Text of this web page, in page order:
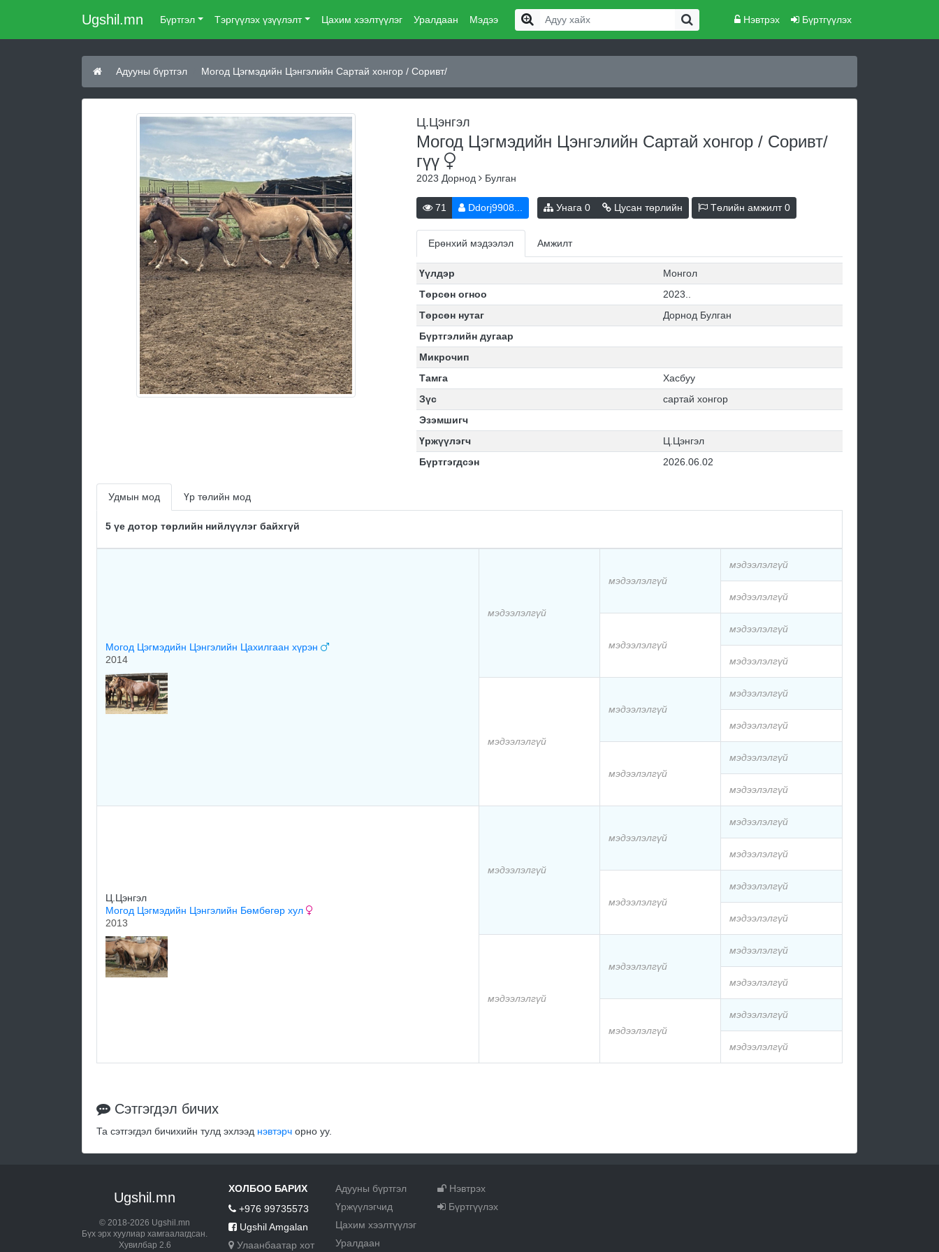
Ugshil.mn Бүртгэл Тэргүүлэх үзүүлэлт Цахим хээлтүүлэг Уралдаан Мэдээ Нэвтрэх Бүртгүүлэх
Адууны бүртгэл Могод Цэгмэдийн Цэнгэлийн Сартай хонгор / Соривт/
Ц.Цэнгэл
Могод Цэгмэдийн Цэнгэлийн Сартай хонгор / Соривт/
гүү
2023 Дорнод Булган
71 Ddorj9908... Унага 0 Цусан төрлийн Төлийн амжилт0
Ерөнхий мэдээлэл Амжилт
Үүлдэр
Монгол
Төрсөн огноо
2023..
Төрсөн нутаг
Дорнод Булган
Бүртгэлийн дугаар
Микрочип
Тамга
Хасбуу
Зүс
сартай хонгор
Эзэмшигч
Үржүүлэгч
Ц.Цэнгэл
Бүртгэгдсэн
2026.06.02
Удмын мод Үр төлийн мод
5 үе дотор төрлийн нийлүүлэг байхгүй
Могод Цэгмэдийн Цэнгэлийн Цахилгаан хүрэн
2014
мэдээлэлгүй
мэдээлэлгүй
мэдээлэлгүй
мэдээлэлгүй
мэдээлэлгүй
мэдээлэлгүй
мэдээлэлгүй
мэдээлэлгүй
мэдээлэлгүй
мэдээлэлгүй
мэдээлэлгүй
мэдээлэлгүй
мэдээлэлгүй
мэдээлэлгүй
Ц.Цэнгэл
Могод Цэгмэдийн Цэнгэлийн Бөмбөгөр хул
2013
мэдээлэлгүй
мэдээлэлгүй
мэдээлэлгүй
мэдээлэлгүй
мэдээлэлгүй
мэдээлэлгүй
мэдээлэлгүй
мэдээлэлгүй
мэдээлэлгүй
мэдээлэлгүй
мэдээлэлгүй
мэдээлэлгүй
мэдээлэлгүй
мэдээлэлгүй
Сэтгэгдэл бичих
Та сэтгэгдэл бичихийн тулд эхлээд нэвтэрч орно уу.
Ugshil.mn
© 2018-2026 Ugshil.mn
Бүх эрх хуулиар хамгаалагдсан.
Хувилбар 2.6
ХОЛБОО БАРИХ
+976 99735573
Ugshil Amgalan
Улаанбаатар хот
Адууны бүртгэл
Үржүүлэгчид
Цахим хээлтүүлэг
Уралдаан
Нэвтрэх
Бүртгүүлэх